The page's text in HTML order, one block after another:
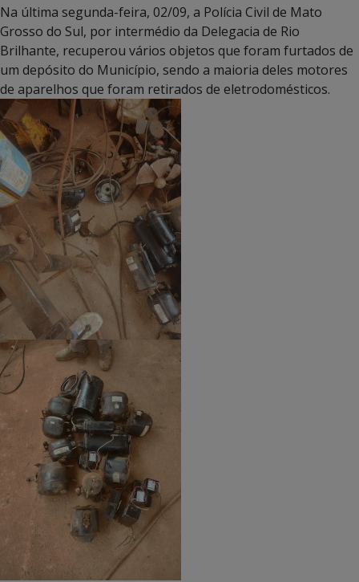
Na última segunda-feira, 02/09, a Polícia Civil de Mato
Grosso do Sul, por intermédio da Delegacia de Rio
Brilhante, recuperou vários objetos que foram furtados de
um depósito do Município, sendo a maioria deles motores
de aparelhos que foram retirados de eletrodomésticos.